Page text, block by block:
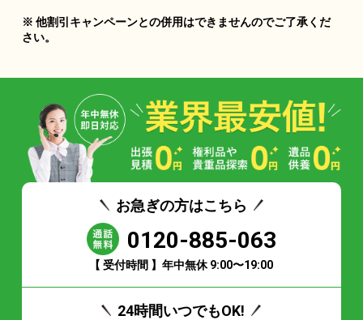
※ 他割引キャンペーンとの併用はできませんのでご了承くだ
さい。
お急ぎの方はこちら
0120-885-063
【 受付時間 】年中無休 9:00〜19:00
24時間いつでもOK!